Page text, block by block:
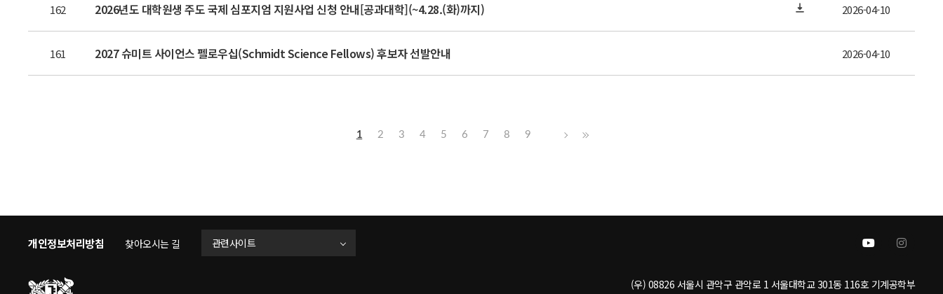
162 2026년도 대학원생 주도 국제 심포지엄 지원사업 신청 안내[공과대학](~4.28.(화)까지) 2026-04-10
161 2027 슈미트 사이언스 펠로우십(Schmidt Science Fellows) 후보자 선발안내 2026-04-10
1 2 3 4 5 6 7 8 9
개인정보처리방침 찾아오시는 길 관련사이트
(우) 08826 서울시 관악구 관악로 1 서울대학교 301동 116호 기계공학부